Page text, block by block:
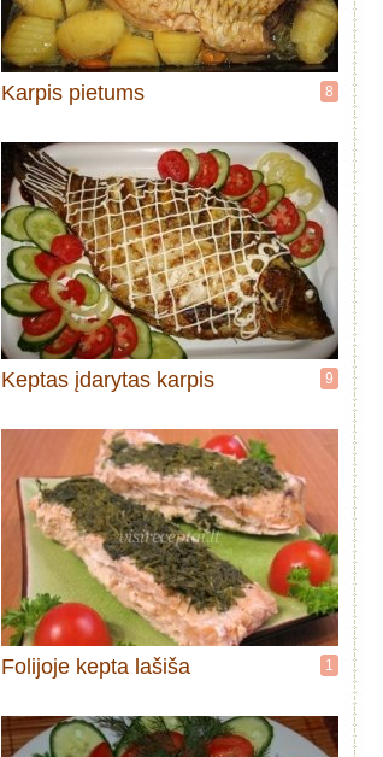
Karpis pietums 8
Keptas įdarytas karpis 9
Folijoje kepta lašiša 1